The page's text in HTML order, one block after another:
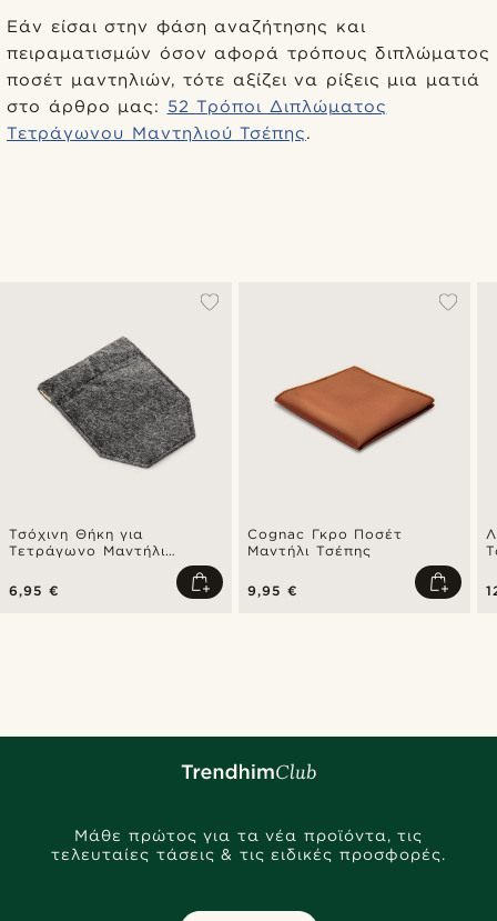
Εάν είσαι στην φάση αναζήτησης και
πειραματισμών όσον αφορά τρόπους διπλώματος
ποσέτ μαντηλιών, τότε αξίζει να ρίξεις μια ματιά
στο άρθρο μας: 52 Τρόποι Διπλώματος
Τετράγωνου Μαντηλιού Τσέπης.
Τσόχινη Θήκη για
Τετράγωνο Μαντήλι
6,95 €
Cognac Γκρο Ποσέτ
Μαντήλι Τσέπης
9,95 €
Μάθε πρώτος για τα νέα προϊόντα, τις
τελευταίες τάσεις & τις ειδικές προσφορές.